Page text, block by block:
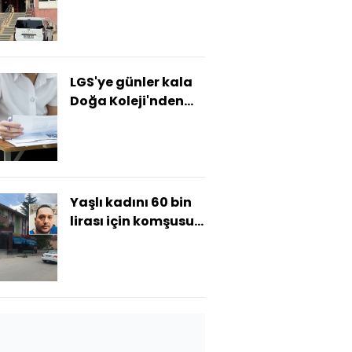
LGS'ye günler kala
Doğa Koleji'nden
Yaşlı kadını 60 bin
lirası için komşusu